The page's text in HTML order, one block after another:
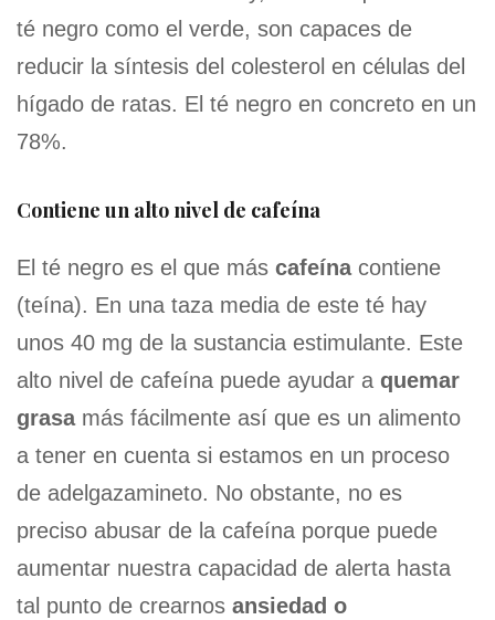
té negro como el verde, son capaces de
reducir la síntesis del colesterol en células del
hígado de ratas. El té negro en concreto en un
78%.
Contiene un alto nivel de cafeína
El té negro es el que más cafeínacontiene
(teína). En una taza media de este té hay
unos 40 mg de la sustancia estimulante. Este
alto nivel de cafeína puede ayudar a quemar
grasamás fácilmente así que es un alimento
a tener en cuenta si estamos en un proceso
de adelgazamineto. No obstante, no es
preciso abusar de la cafeína porque puede
aumentar nuestra capacidad de alerta hasta
tal punto de crearnos ansiedad o